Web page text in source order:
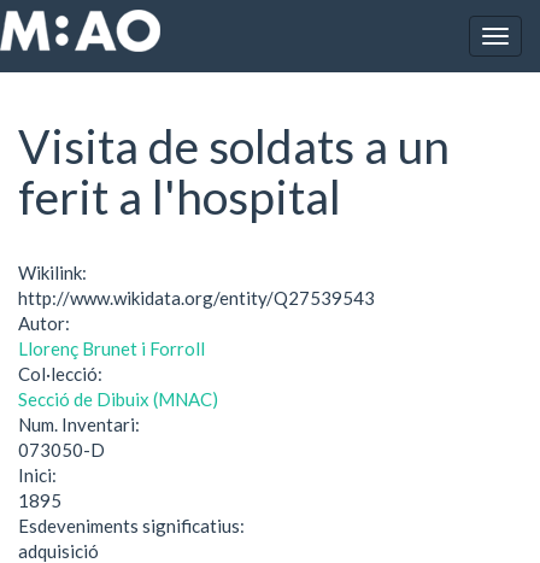
Vés al contingut
Inici Visita de soldats a un ferit a l'hospital
Visita de soldats a un
ferit a l'hospital
Wikilink:
http://www.wikidata.org/entity/Q27539543
Autor:
Llorenç Brunet i Forroll
Col·lecció:
Secció de Dibuix (MNAC)
Num. Inventari:
073050-D
Inici:
1895
Esdeveniments significatius:
adquisició